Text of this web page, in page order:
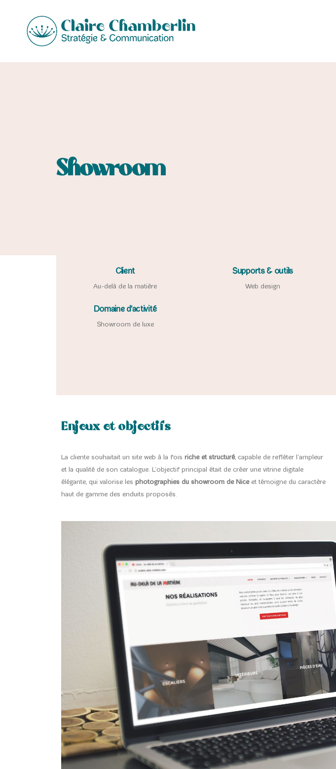
Showroom
Client
Au-delà de la matière
Domaine d'activité
Showroom de luxe
Supports & outils
Web design
Enjeux et objectifs
La cliente souhaitait un site web à la fois riche et structuré, capable de refléter l’ampleur
et la qualité de son catalogue. L’objectif principal était de créer une vitrine digitale
élégante, qui valorise les photographies du showroom de Niceet témoigne du caractère
haut de gamme des enduits proposés.